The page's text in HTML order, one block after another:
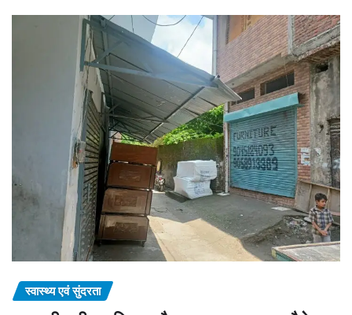
स्वास्थ्य एवं सुंदरता